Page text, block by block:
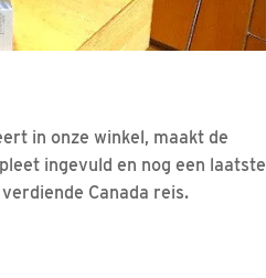
in onze winkel, maakt de
ingevuld en nog een laatste
Canada reis.